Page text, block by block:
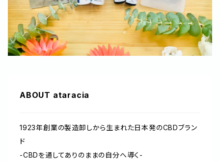
ABOUT ataracia
1923年創業の製造卸しから生まれた日本発のCBDブラン
ド
-CBDを通してありのままの自分へ導く-